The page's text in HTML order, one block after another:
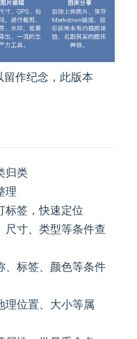
留作纪念，此版本
归类
理
标签，快速定位
尺寸、类型等条件查
、标签、颜色等条件
理位置、大小等属